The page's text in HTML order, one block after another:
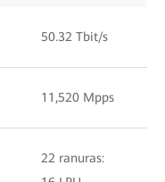
50.32 Tbit/s
11,520 Mpps
22 ranuras: